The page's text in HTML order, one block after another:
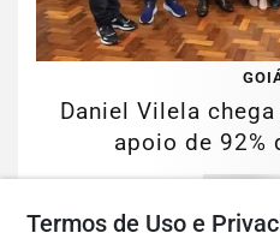
Daniel Vilela
apoio de 92%
Termos de Uso e